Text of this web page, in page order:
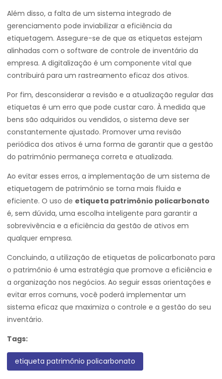
Além disso, a falta de um sistema integrado de
gerenciamento pode inviabilizar a eficiência da
etiquetagem. Assegure-se de que as etiquetas estejam
alinhadas com o software de controle de inventário da
empresa. A digitalização é um componente vital que
contribuirá para um rastreamento eficaz dos ativos.
Por fim, desconsiderar a revisão e a atualização regular das
etiquetas é um erro que pode custar caro. À medida que
bens são adquiridos ou vendidos, o sistema deve ser
constantemente ajustado. Promover uma revisão
periódica dos ativos é uma forma de garantir que a gestão
do patrimônio permaneça correta e atualizada.
Ao evitar esses erros, a implementação de um sistema de
etiquetagem de patrimônio se torna mais fluida e
eficiente. O uso de etiqueta patrimônio policarbonato
é, sem dúvida, uma escolha inteligente para garantir a
sobrevivência e a eficiência da gestão de ativos em
qualquer empresa.
Concluindo, a utilização de etiquetas de policarbonato para
o patrimônio é uma estratégia que promove a eficiência e
a organização nos negócios. Ao seguir essas orientações e
evitar erros comuns, você poderá implementar um
sistema eficaz que maximiza o controle e a gestão do seu
inventário.
Tags:
etiqueta patrimônio policarbonato